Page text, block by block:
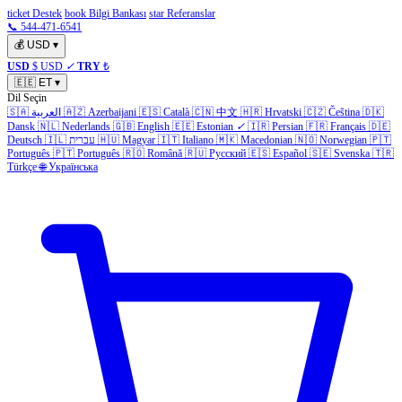
ticket Destek book Bilgi Bankası star Referanslar
📞 544-471-6541
💰 USD ▾
USD $ USD ✓ TRY ₺
🇪🇪 ET ▾
Dil Seçin
🇸🇦 العربية 🇦🇿 Azerbaijani 🇪🇸 Català 🇨🇳 中文 🇭🇷 Hrvatski 🇨🇿 Čeština 🇩🇰
Dansk 🇳🇱 Nederlands 🇬🇧 English 🇪🇪 Estonian ✓ 🇮🇷 Persian 🇫🇷 Français 🇩🇪
Deutsch 🇮🇱 עברית 🇭🇺 Magyar 🇮🇹 Italiano 🇲🇰 Macedonian 🇳🇴 Norwegian 🇵🇹
Português 🇵🇹 Português 🇷🇴 Română 🇷🇺 Русский 🇪🇸 Español 🇸🇪 Svenska 🇹🇷
Türkçe 🌐 Українська